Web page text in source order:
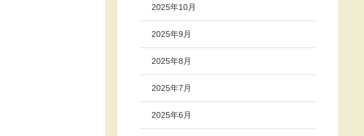
2025年10月
2025年9月
2025年8月
2025年7月
2025年6月